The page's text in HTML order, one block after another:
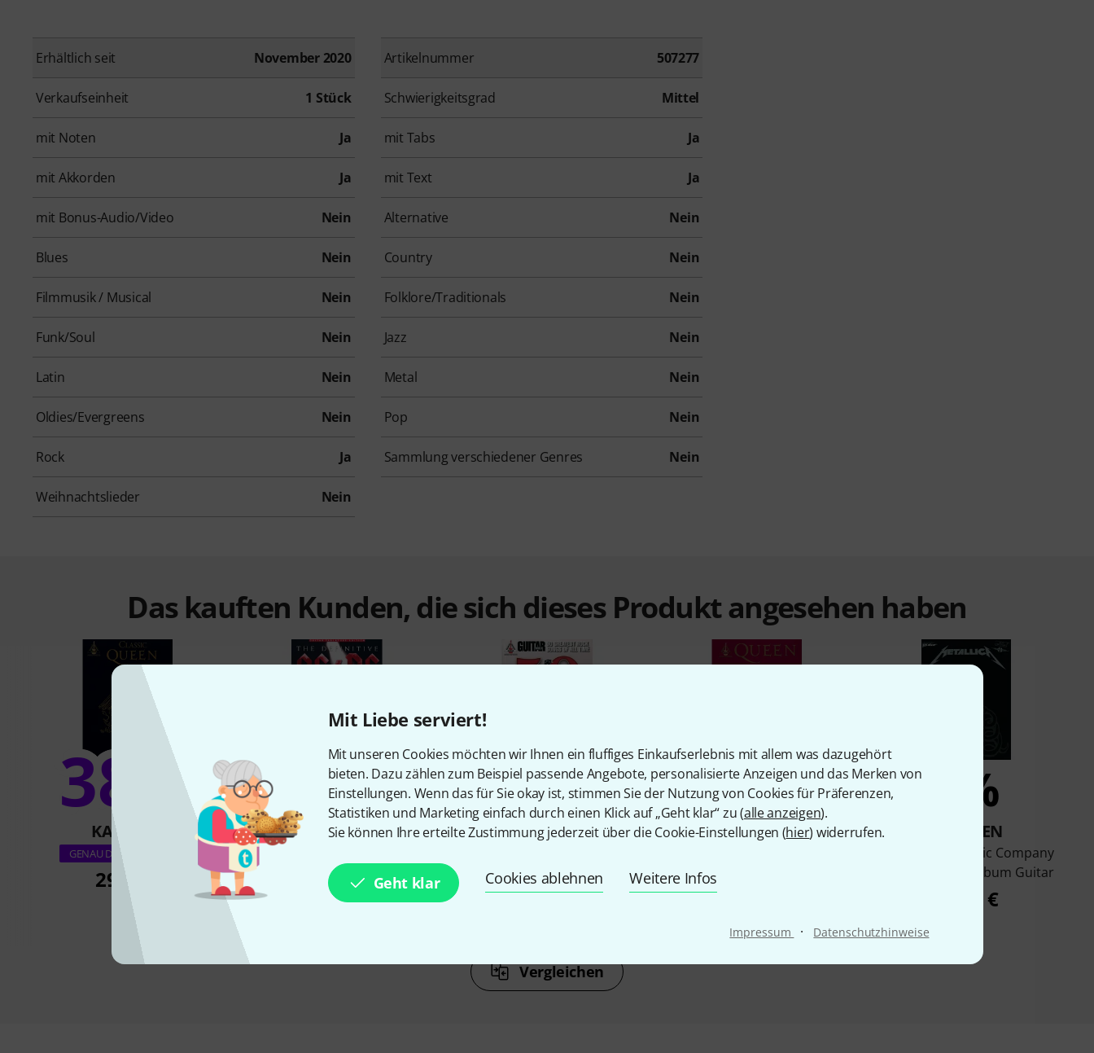
Mit Liebe serviert!
Mit unseren Cookies möchten wir Ihnen ein fluffiges Einkaufserlebnis mit allem was dazugehört
bieten. Dazu zählen zum Beispiel passende Angebote, personalisierte Anzeigen und das Merken von
Einstellungen. Wenn das für Sie okay ist, stimmen Sie der Nutzung von Cookies für Präferenzen,
Statistiken und Marketing einfach durch einen Klick auf „Geht klar“ zu (alle anzeigen).
Sie können Ihre erteilte Zustimmung jederzeit über die Cookie-Einstellungen (hier) widerrufen.
Geht klar Cookies ablehnen Weitere Infos
Impressum · Datenschutzhinweise
Erhältlich seit November 2020 Artikelnummer 507277
Verkaufseinheit 1 Stück Schwierigkeitsgrad Mittel
mit Noten Ja mit Tabs Ja
mit Akkorden Ja mit Text Ja
mit Bonus-Audio/Video Nein Alternative Nein
Blues Nein Country Nein
Filmmusik / Musical Nein Folklore/Traditionals Nein
Funk/Soul Nein Jazz Nein
Latin Nein Metal Nein
Oldies/Evergreens Nein Pop Nein
Rock Ja Sammlung verschiedener Genres Nein
Weihnachtslieder Nein
Das kauften Kunden, die sich dieses Produkt angesehen haben
38%
KAUFTEN
GENAU DIESES PRODUKT
29,90 €
9%
KAUFTEN
Definitive Songbook
43,90 €
4%
KAUFTEN
Greatest Rock Songs
54,90 €
4%
KAUFTEN
4%
KAUFTEN
Cherry Lane Music Company
Metallica Black Album Guitar
33,99 €
Vergleichen